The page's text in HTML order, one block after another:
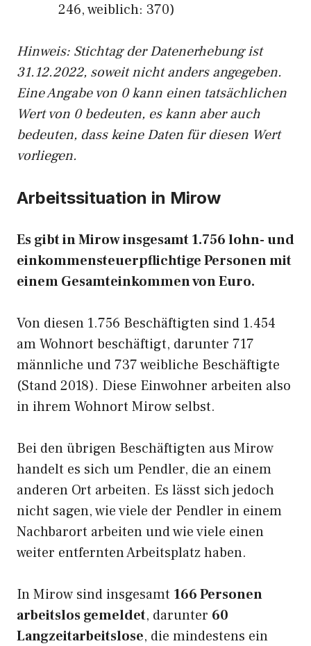
246, weiblich: 370)
Hinweis: Stichtag der Datenerhebung ist
31.12.2022, soweit nicht anders angegeben.
Eine Angabe von 0 kann einen tatsächlichen
Wert von 0 bedeuten, es kann aber auch
bedeuten, dass keine Daten für diesen Wert
vorliegen.
Arbeitssituation in Mirow
Es gibt in Mirow insgesamt 1.756 lohn- und
einkommensteuerpflichtige Personen mit
einem Gesamteinkommen von Euro.
Von diesen 1.756 Beschäftigten sind 1.454
am Wohnort beschäftigt, darunter 717
männliche und 737 weibliche Beschäftigte
(Stand 2018). Diese Einwohner arbeiten also
in ihrem Wohnort Mirow selbst.
Bei den übrigen Beschäftigten aus Mirow
handelt es sich um Pendler, die an einem
anderen Ort arbeiten. Es lässt sich jedoch
nicht sagen, wie viele der Pendler in einem
Nachbarort arbeiten und wie viele einen
weiter entfernten Arbeitsplatz haben.
In Mirow sind insgesamt 166 Personen
arbeitslos gemeldet, darunter 60
Langzeitarbeitslose, die mindestens ein